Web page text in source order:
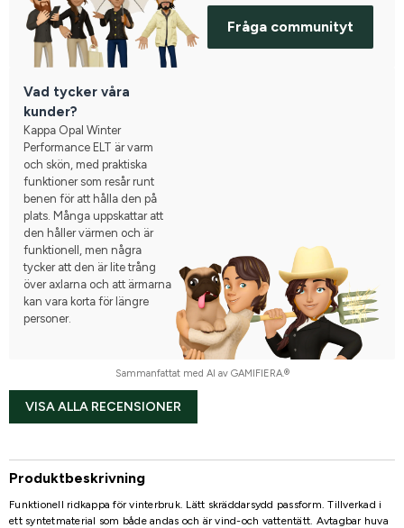
Fråga communityt
Vad tycker våra
kunder?
Kappa Opal Winter
Performance ELT är varm
och skön, med praktiska
funktioner som resår runt
benen för att hålla den på
plats. Många uppskattar att
den håller värmen och är
funktionell, men några
tycker att den är lite trång
över axlarna och att ärmarna
kan vara korta för längre
personer.
Sammanfattat med AI av GAMIFIERA.®
VISA ALLA RECENSIONER
Produktbeskrivning
Funktionell ridkappa för vinterbruk. Lätt skräddarsydd passform. Tillverkad i
ett syntetmaterial som både andas och är vind-och vattentätt. Avtagbar huva